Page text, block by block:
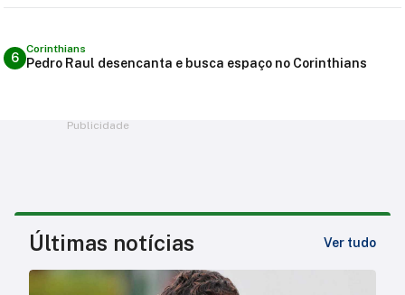
6
Corinthians
Pedro Raul desencanta e busca espaço no Corinthians
Publicidade
Últimas notícias Ver tudo